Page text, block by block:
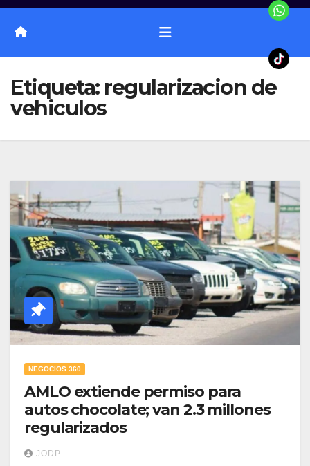
Etiqueta: regularizacion de
vehiculos
NEGOCIOS 360
AMLO extiende permiso para
autos chocolate; van 2.3 millones
regularizados
JODP